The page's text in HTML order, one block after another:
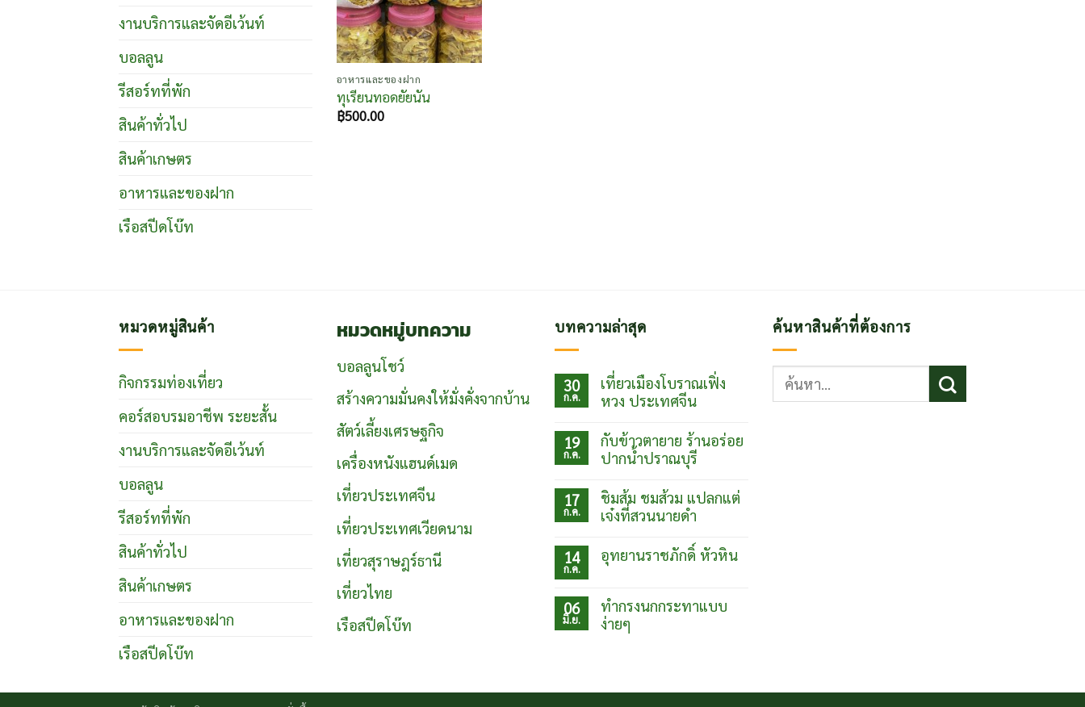
งานบริการและจัดอีเว้นท์
บอลลูน
รีสอร์ทที่พัก
สินค้าทั่วไป
สินค้าเกษตร
อาหารและของฝาก
เรือสปีดโบ๊ท
อาหารและของฝาก
ทุเรียนทอดยัยนัน
฿500.00
หมวดหมู่สินค้า
กิจกรรมท่องเที่ยว
คอร์สอบรมอาชีพ ระยะสั้น
งานบริการและจัดอีเว้นท์
บอลลูน
รีสอร์ทที่พัก
สินค้าทั่วไป
สินค้าเกษตร
อาหารและของฝาก
เรือสปีดโบ๊ท
หมวดหมู่บทความ
บอลลูนโชว์
สร้างความมั่นคงให้มั่งคั่งจากบ้าน
สัตว์เลี้ยงเศรษฐกิจ
เครื่องหนังแฮนด์เมด
เที่ยวประเทศจีน
เที่ยวประเทศเวียดนาม
เที่ยวสุราษฎร์ธานี
เที่ยวไทย
เรือสปีดโบ๊ท
บทความล่าสุด
30
ก.ค.
เที่ยวเมืองโบราณเฟิ่ง
หวง ประเทศจีน
ความ
เห็น
บน
เที่ยว
โบ
ราณเฟิ่ง
หวง
19
ก.ค.
กับข้าวตายาย ร้านอร่อย
ปากน้ำปราณบุรี
ความ
เห็น
บน
กับข้าว
ร้าน
ปราณบุรี
17
ก.ค.
ชิมส้ม ชมส้วม แปลกแต่
เจ๋งที่สวนนายดำ
เห็น
บน
ชม
ส้วม
แปลก
นาย
14
ก.ค.
อุทยานราชภักดิ์ หัวหิน
เห็น
บน
อุท
ยา
06
มิ.ย.
ทำกรงนกกระทาแบบ
ง่ายๆ
ทำ
ค้นหาสินค้าที่ต้องการ
ค้นหา: